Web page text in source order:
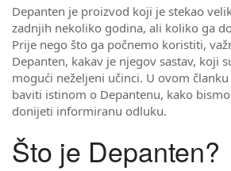
Depanten je proizvod koji je stekao
zadnjih nekoliko godina, ali koliko ga
Prije nego što ga počnemo koristiti,
Depanten, kakav je njegov sastav, koji
mogući neželjeni učinci. U ovom
baviti istinom o Depantenu, kako
donijeti informiranu odluku.
Što je Depanten?